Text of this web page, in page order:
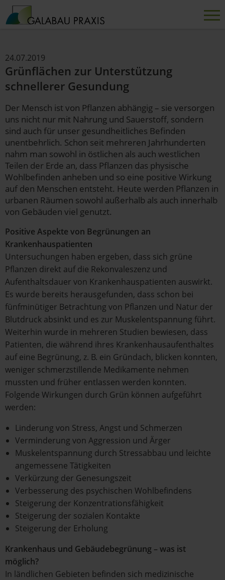
24.07.2019
Grünflächen zur Unterstützung
schnellerer Gesundung
Der Mensch ist von Pflanzen abhängig – sie versorgen
uns nicht nur mit Nahrung und Sauerstoff, sondern
sind auch für unser gesundheitliches Befinden
unentbehrlich. Schon seit mehreren Jahrhunderten
nahm man sowohl in östlichen als auch westlichen
Teilen der Erde an, dass Pflanzen das physische
Wohlbefinden anheben und so eine positive Wirkung
auf den Menschen entsteht. Heute werden Pflanzen in
urbanen Räumen sowohl außerhalb als auch innerhalb
von Gebäuden viel genutzt.
Positive Aspekte von Begrünungen an
Krankenhauspatienten
Untersuchungen haben ergeben, dass sich grüne
Pflanzen direkt auf die Rekonvaleszenz und
Aufenthaltsdauer von Krankenhauspatienten auswirkt.
Es wurde bereits herausgefunden, dass schon bei
fünfminütiger Betrachtung von Pflanzen und Natur der
Blutdruck absinkt und es zur Muskelentspannung führt.
Weiterhin wurde in mehreren Studien bewiesen, dass
Patienten, die während ihres Krankenhausaufenthaltes
auf eine Begrünung, z. B. ein Gründach, blicken konnten,
weniger schmerzstillende Medikamente nehmen
mussten und früher entlassen werden konnten.
Folgende Wirkungen durch Grün können aufgeführt
werden:
Linderung von Stress, Angst und Schmerzen
Verminderung von Aggression und Ärger
Muskelentspannung durch Stressabbau und leichte
angemessene Tätigkeiten
Verkürzung der Genesungszeit
Verbesserung des psychischen Wohlbefindens
Steigerung der Konzentrationsfähigkeit
Steigerung der sozialen Kontakte
Steigerung der Erholung
Krankenhaus und Gebäudebegrünung – was ist
möglich?
In ländlichen Gebieten befinden sich medizinische